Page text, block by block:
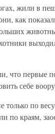
жили в
как
что первые
себе
по
по краям,